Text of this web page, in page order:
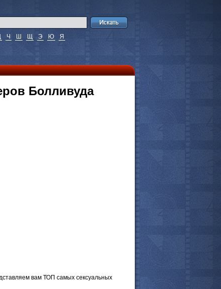
Ч Ш Щ Э Ю Я
Болливуда
вам ТОП самых сексуальных